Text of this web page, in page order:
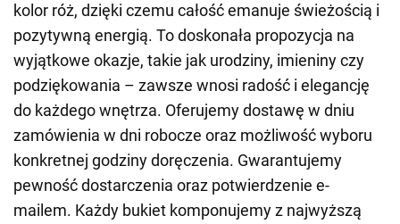
kolor róż, dzięki czemu całość emanuje świeżością i
pozytywną energią. To doskonała propozycja na
wyjątkowe okazje, takie jak urodziny, imieniny czy
podziękowania – zawsze wnosi radość i elegancję
do każdego wnętrza. Oferujemy dostawę w dniu
zamówienia w dni robocze oraz możliwość wyboru
konkretnej godziny doręczenia. Gwarantujemy
pewność dostarczenia oraz potwierdzenie e-
mailem. Każdy bukiet komponujemy z najwyższą